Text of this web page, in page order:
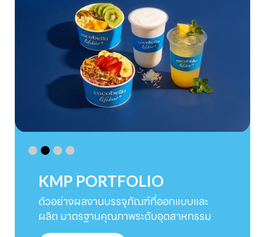
KMP PORTFOLIO
ตัวอย่างผลงานบรรจุภัณฑ์ที่ออกแบบและ
ผลิต มาตรฐานคุณภาพระดับอุตสาหกรรม